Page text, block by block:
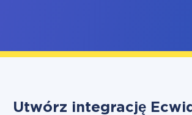
Utwórz integrację